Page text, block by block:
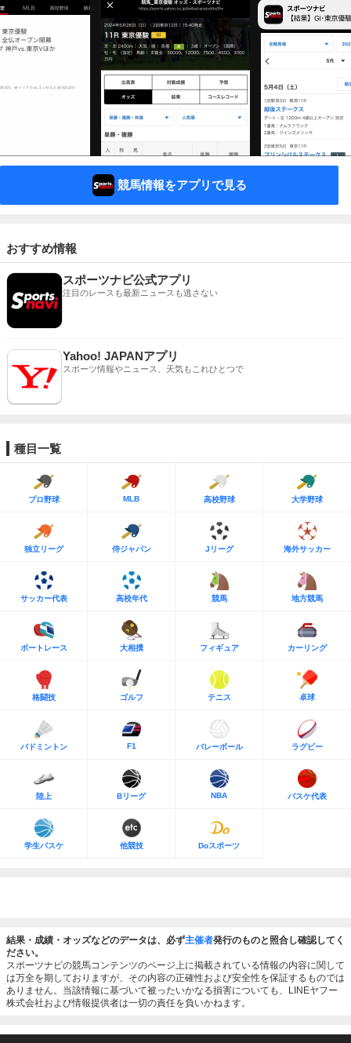
競馬情報をアプリで見る
おすすめ情報
スポーツナビ公式アプリ
注目のレースも最新ニュースも逃さない
Yahoo! JAPANアプリ
スポーツ情報やニュース、天気もこれひとつで
種目一覧
プロ野球 MLB 高校野球 大学野球
独立リーグ 侍ジャパン Jリーグ 海外サッカー
サッカー代表 高校年代 競馬 地方競馬
ボートレース 大相撲 フィギュア カーリング
格闘技 ゴルフ テニス 卓球
バドミントン F1 バレーボール ラグビー
陸上 Bリーグ NBA バスケ代表
学生バスケ 他競技 Doスポーツ
結果・成績・オッズなどのデータは、必ず主催者発行のものと照合し確認してく
ださい。
スポーツナビの競馬コンテンツのページ上に掲載されている情報の内容に関して
は万全を期しておりますが、その内容の正確性および安全性を保証するものでは
ありません。当該情報に基づいて被ったいかなる損害についても、LINEヤフー
株式会社および情報提供者は一切の責任を負いかねます。